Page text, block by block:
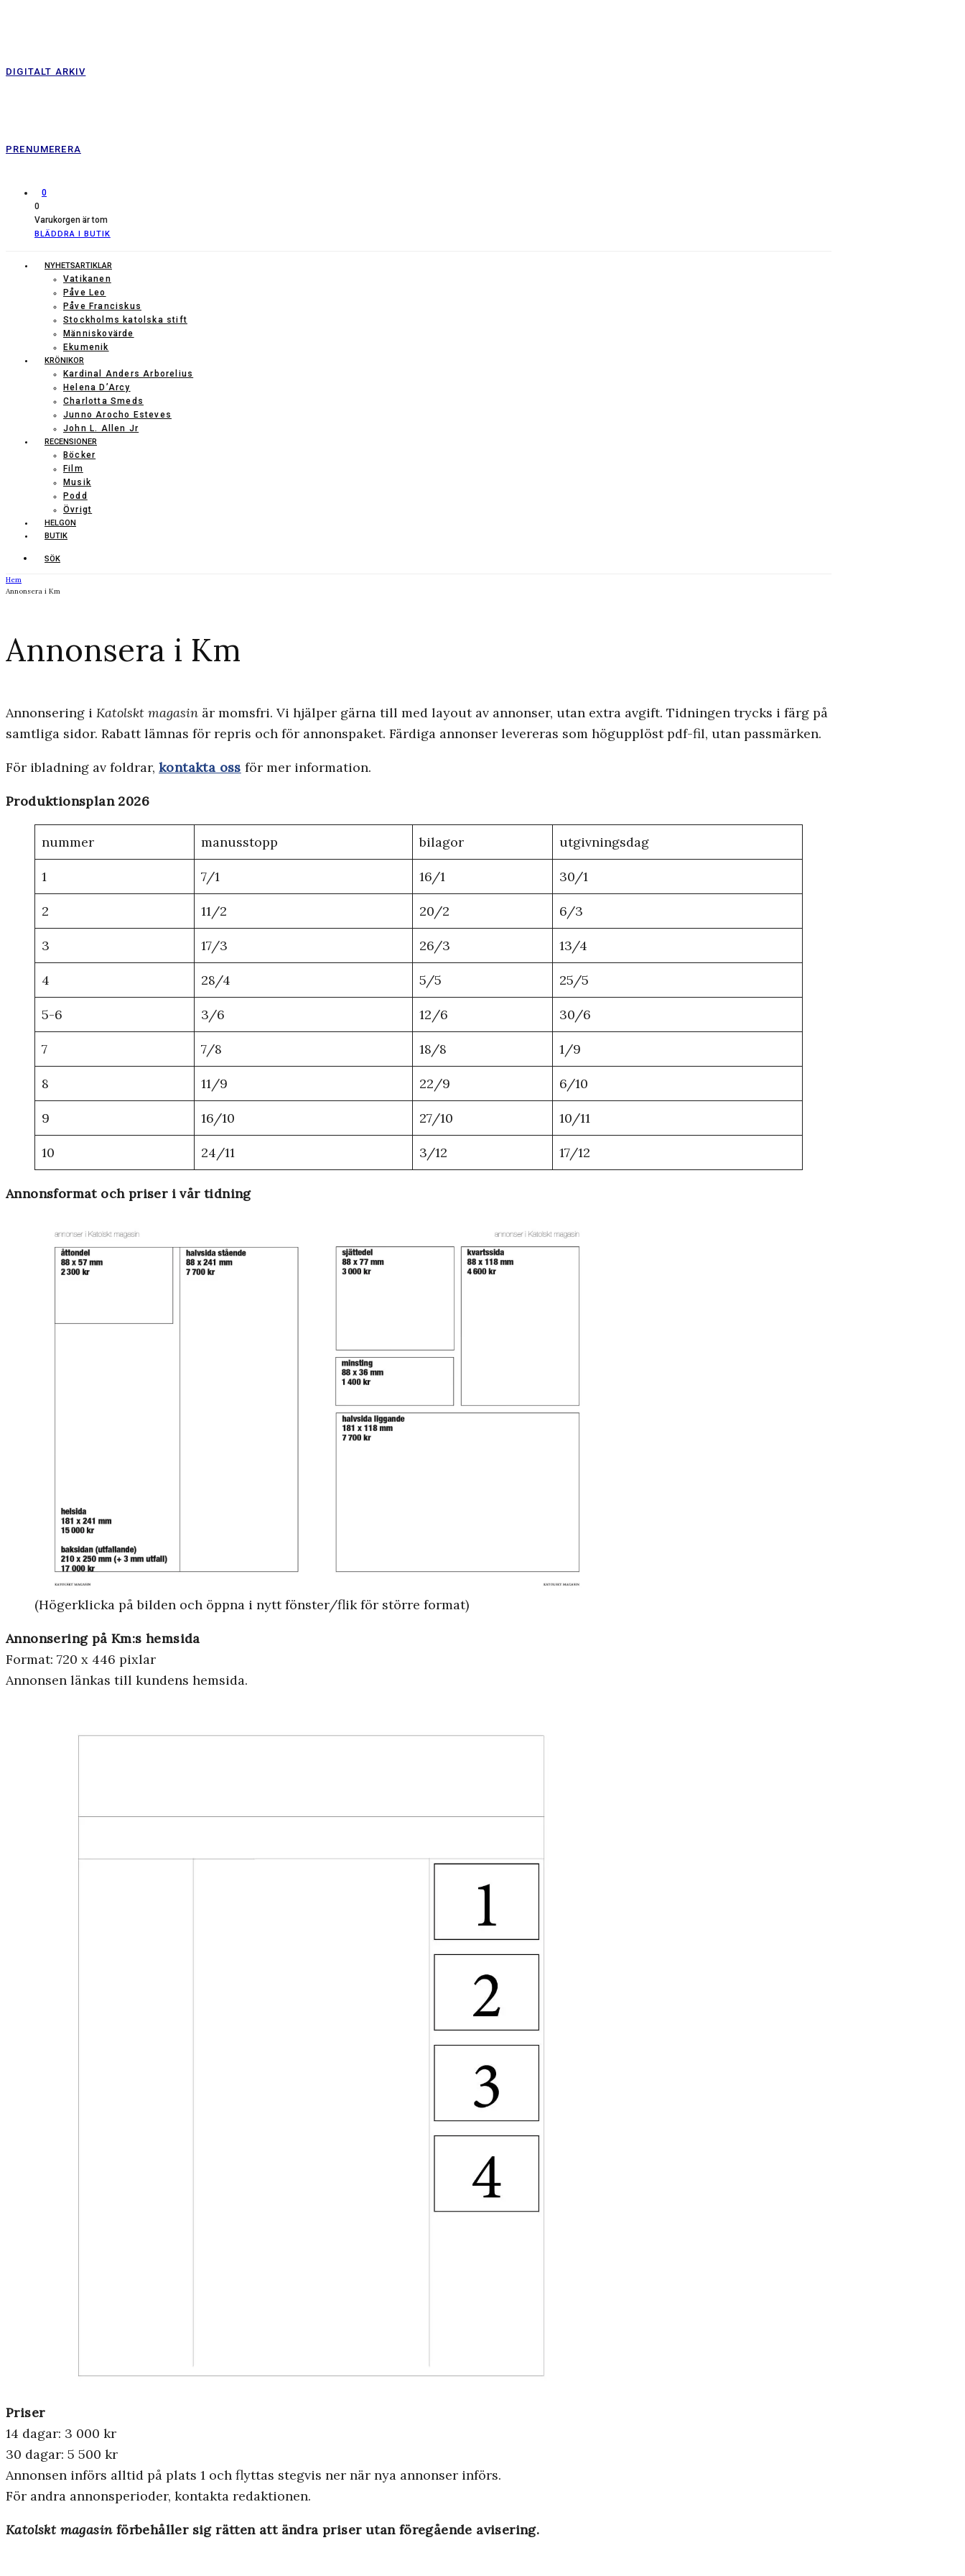
DIGITALT ARKIV
PRENUMERERA
0
0
Varukorgen är tom
BLÄDDRA I BUTIK
NYHETSARTIKLAR
Vatikanen
Påve Leo
Påve Franciskus
Stockholms katolska stift
Människovärde
Ekumenik
KRÖNIKOR
Kardinal Anders Arborelius
Helena D’Arcy
Charlotta Smeds
Junno Arocho Esteves
John L. Allen Jr
RECENSIONER
Böcker
Film
Musik
Podd
Övrigt
HELGON
BUTIK
SÖK
Hem
Annonsera i Km
Annonsera i Km
Annonsering i Katolskt magasin är momsfri. Vi hjälper gärna till med layout av annonser, utan extra avgift. Tidningen trycks i färg på
samtliga sidor. Rabatt lämnas för repris och för annonspaket. Färdiga annonser levereras som högupplöst pdf-fil, utan passmärken.
För ibladning av foldrar, kontakta oss för mer information.
Produktionsplan 2026
nummer manusstopp bilagor utgivningsdag
1 7/1 16/1 30/1
2 11/2 20/2 6/3
3 17/3 26/3 13/4
4 28/4 5/5 25/5
5-6 3/6 12/6 30/6
7 7/8 18/8 1/9
8 11/9 22/9 6/10
9 16/10 27/10 10/11
10 24/11 3/12 17/12
Annonsformat och priser i vår tidning
(Högerklicka på bilden och öppna i nytt fönster/flik för större format)
Annonsering på Km:s hemsida
Format: 720 x 446 pixlar
Annonsen länkas till kundens hemsida.
Priser
14 dagar: 3 000 kr
30 dagar: 5 500 kr
Annonsen införs alltid på plats 1 och flyttas stegvis ner när nya annonser införs.
För andra annonsperioder, kontakta redaktionen.
Katolskt magasinförbehåller sig rätten att ändra priser utan föregående avisering.